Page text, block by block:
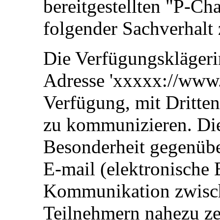
bereitgestellten "P-
folgender Sachverhalt
Die
Adresse 'xxxxx://
Verfügung, mit
zu kommunizieren.
Besonderheit
E-mail (elektronische
Kommunikation
Teilnehmern nahezu